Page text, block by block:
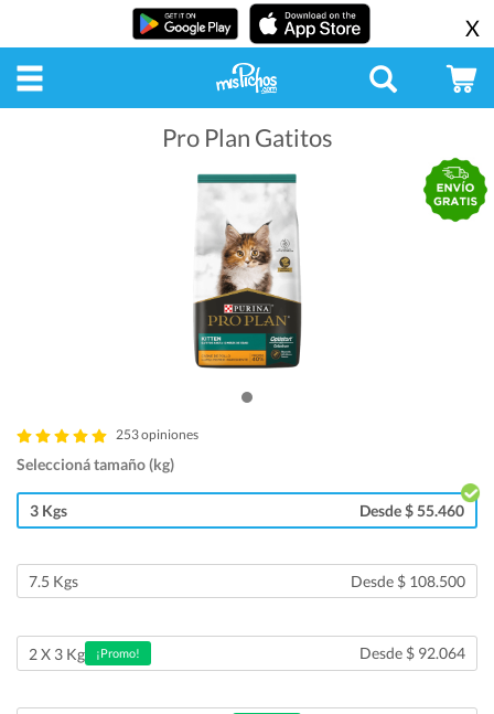
X
Pro Plan Gatitos
253 opiniones
Seleccioná tamaño (kg)
3 Kgs Desde $ 55.460
7.5 Kgs Desde $ 108.500
2 X 3 Kg ¡Promo! Desde $ 92.064